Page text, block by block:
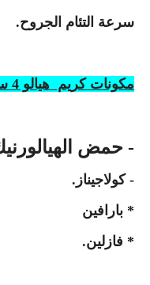
سرعة التئام الجروح.
مكونات كريم هيالو 4 ستارت Hyalo 4 Start:
- حمض الهيالورنيك 0.2
- كولاجيناز.
* بارافين
* فازلين.